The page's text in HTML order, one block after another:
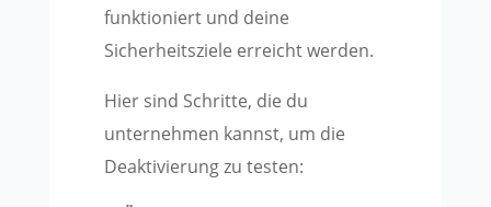
funktioniert und deine
Sicherheitsziele erreicht werden.
Hier sind Schritte, die du
unternehmen kannst, um die
Deaktivierung zu testen: